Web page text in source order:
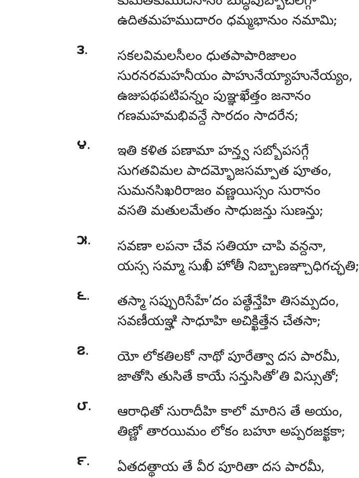
ఉదితమహముదారం ధమ్మభానుం నమామి;
౩.
సకలవిమలసీలం ధుతపాపారిజాలం
సురనరమహనీయం పాహునేయ్యాహునేయ్యం,
ఉజుపథపటిపన్నం పుఞ్ఞఖేత్తం జనానం
గణమహమభివన్దే సారదం సాదరేన;
౪.
ఇతి కళిత పణామా హన్త్వ సబ్బోపసగ్గే
సుగతవిమల పాదమ్భోజసమ్పాత పూతం,
సుమనసిఖరిరాజం వణ్ణయిస్సం సురానం
వసతి మతులమేతం సాధుజన్తు సుణన్తు;
౫.
సవణా లపనా చేవ సతియా చాపి వన్దనా,
యస్స సమ్మా సుఖీ హోతీ నిబ్బాణఞ్చాధిగచ్ఛతి;
౬.
తస్మా సప్పురిసేహే’దం పత్థేన్తేహి తిసమ్పదం,
సవణీయఞ్హి సాధూహి అచిక్ఖిత్తేన చేతసా;
౭.
యో లోకతిలకో నాథో పూరేత్వా దస పారమీ,
జాతోసి తుసితే కాయే సన్తుసితో’తి విస్సుతో;
౮.
ఆరాధితో సురాదీహి కాలో మారిస తే అయం,
తిణ్ణో తారయిమం లోకం బహూ అప్పరజక్ఖకా;
౯.
ఏతదత్థాయ తే వీర పూరితా దస పారమీ,